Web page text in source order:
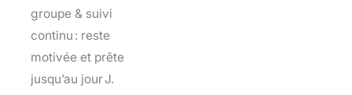
groupe & suivi
continu : reste
motivée et prête
jusqu’au jour J.